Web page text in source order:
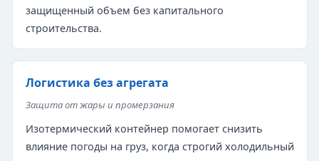
защищенный объем без капитального
строительства.
Логистика без агрегата
Защита от жары и промерзания
Изотермический контейнер помогает снизить
влияние погоды на груз, когда строгий холодильный